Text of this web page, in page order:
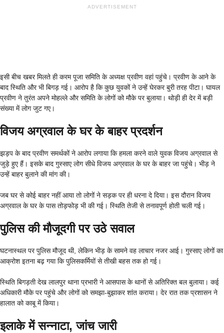
ADVERTISEMENT
इसी बीच खबर मिलते ही करम पूजा समिति के अध्यक्ष प्रवीण वहां पहुंचे। प्रवीण के आने के
बाद स्थिति और भी बिगड़ गई। आरोप है कि कुछ युवकों ने उन्हें घेरकर बुरी तरह पीटा। घायल
प्रवीण ने तुरंत अपने मोहल्ले और समिति के लोगों को मौके पर बुलाया। थोड़ी ही देर में बड़ी
संख्या में लोग जुट गए।
विजय अग्रवाल के घर के बाहर प्रदर्शन
झड़प के बाद प्रवीण समर्थकों ने आरोप लगाया कि हमला करने वाले युवक विजय अग्रवाल से
जुड़े हुए हैं। इसके बाद गुस्साए लोग सीधे विजय अग्रवाल के घर के बाहर जा पहुंचे। भीड़ ने
उन्हें बाहर बुलाने की मांग की।
जब घर से कोई बाहर नहीं आया तो लोगों ने सड़क पर ही धरना दे दिया। इस दौरान विजय
अग्रवाल के घर के पास तोड़फोड़ भी की गई। स्थिति तेजी से तनावपूर्ण होती चली गई।
पुलिस की मौजूदगी पर उठे सवाल
घटनास्थल पर पुलिस मौजूद थी, लेकिन भीड़ के सामने वह लाचार नजर आई। गुस्साए लोगों का
आक्रोश इतना बढ़ गया कि पुलिसकर्मियों से तीखी बहस तक हो गई।
स्थिति बिगड़ती देख लालपुर थाना प्रभारी ने आसपास के थानों से अतिरिक्त बल बुलाया। कई
अधिकारी मौके पर पहुंचे और लोगों को समझा-बुझाकर शांत कराया। देर रात तक प्रशासन ने
हालात को काबू में किया।
इलाके में सन्नाटा, जांच जारी